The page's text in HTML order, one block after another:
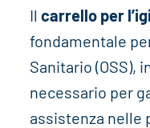
Il carrello per
fondamentale
Sanitario (OSS),
necessario per
assistenza nelle